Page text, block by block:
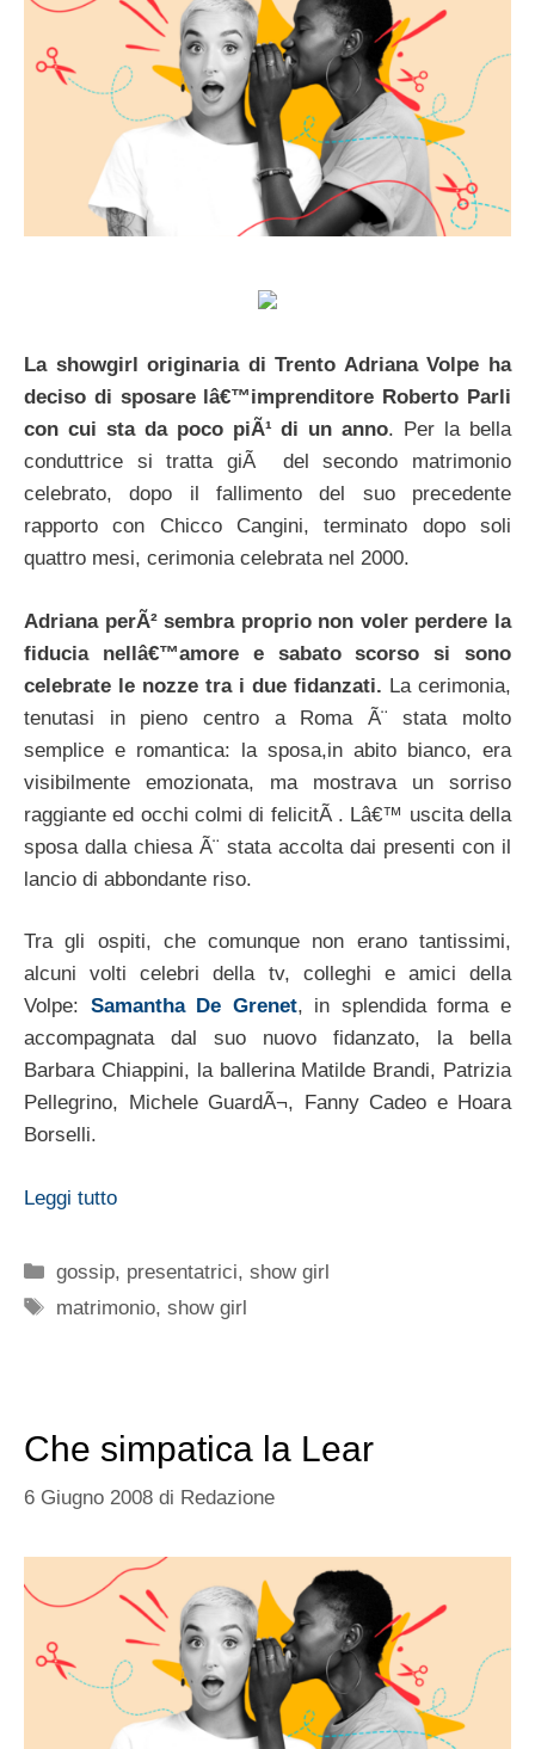
La showgirl originaria di Trento Adriana Volpe ha
deciso di sposare lâ€™imprenditore Roberto Parli
con cui sta da poco piÃ¹ di un anno. Per la bella
conduttrice si tratta giÃ del secondo matrimonio
celebrato, dopo il fallimento del suo precedente
rapporto con Chicco Cangini, terminato dopo soli
quattro mesi, cerimonia celebrata nel 2000.
Adriana perÃ² sembra proprio non voler perdere la
fiducia nellâ€™amore e sabato scorso si sono
celebrate le nozze tra i due fidanzati. La cerimonia,
tenutasi in pieno centro a Roma Ã¨ stata molto
semplice e romantica: la sposa,in abito bianco, era
visibilmente emozionata, ma mostrava un sorriso
raggiante ed occhi colmi di felicitÃ . Lâ€™ uscita della
sposa dalla chiesa Ã¨ stata accolta dai presenti con il
lancio di abbondante riso.
Tra gli ospiti, che comunque non erano tantissimi,
alcuni volti celebri della tv, colleghi e amici della
Volpe: Samantha De Grenet, in splendida forma e
accompagnata dal suo nuovo fidanzato, la bella
Barbara Chiappini, la ballerina Matilde Brandi, Patrizia
Pellegrino, Michele GuardÃ¬, Fanny Cadeo e Hoara
Borselli.
Leggi tutto
Categorie
gossip, presentatrici,show girl
Tag
matrimonio,show girl
Che simpatica la Lear
6 Giugno 2008 di Redazione